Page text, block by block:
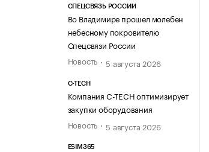
СПЕЦСВЯЗЬ РОССИИ
Во Владимире прошел молебен
небесному покровителю
Спецсвязи России
Новость
5 августа 2026
C-TECH
Компания C-TECH оптимизирует
закупки оборудования
Новость
5 августа 2026
ESIM365